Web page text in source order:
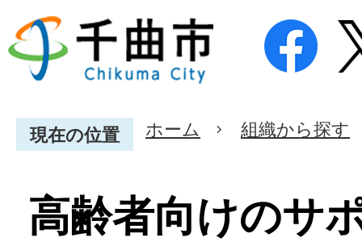
現在の位置 ホーム 組織から探す
高齢者向けのサ